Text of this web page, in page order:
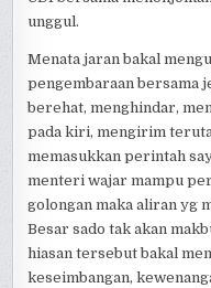
unggul.
Menata jaran bakal
pengembaraan bersama
berehat, menghindar,
pada kiri, mengirim
memasukkan perintah
menteri wajar mampu
golongan maka aliran yg
Besar sado tak akan
hiasan tersebut bakal
keseimbangan,